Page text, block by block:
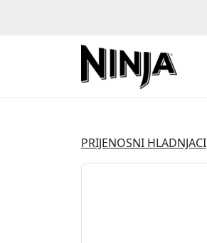
PRIJENOSNI HLADNJACI